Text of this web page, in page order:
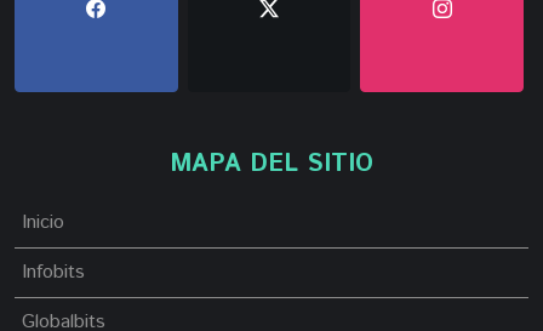
MAPA DEL SITIO
Inicio
Infobits
Globalbits